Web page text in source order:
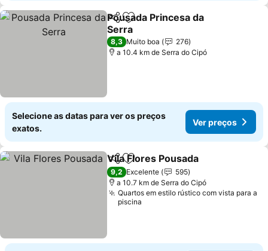
PartilharAdicionar aos favoritos
Pousada Princesa da
Serra
8,3 Muito boa
276
a 10.4 km de Serra do Cipó
Selecione as datas para ver os preços
exatos.
Ver preços
PartilharAdicionar aos favoritos
Vila Flores Pousada
9,2 Excelente
595
a 10.7 km de Serra do Cipó
Quartos em estilo rústico com vista para a
piscina